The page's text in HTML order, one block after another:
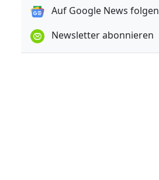
Auf Google News folgen
Newsletter abonnieren